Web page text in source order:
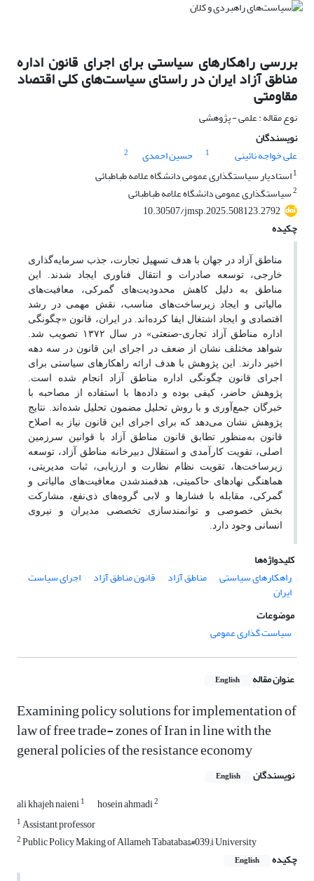
بررسی راهکارهای سیاستی برای اجرای قانون اداره
مناطق آزاد ایران در راستای سیاست‌های کلی اقتصاد
مقاومتی
نوع مقاله : علمی - پژوهشی
نویسندگان
علی خواجه نائینی
1 حسین احمدی
2
1استادیار سیاستگذاری عمومی دانشگاه علامه طباطبائی
2سیاستگذاری عمومی دانشگاه علامه طباطبائی
10.30507/jmsp.2025.508123.2792
چکیده
مناطق آزاد در جهان با هدف تسهیل تجارت، جذب سرمایه‌گذاری
خارجی، توسعه صادرات و انتقال فناوری ایجاد شدند. این
مناطق به ‌دلیل کاهش محدودیت‌‌های گمرکی، معافیت‌های
مالیاتی و ایجاد زیرساخت‌‌های مناسب، نقش مهمی در رشد
اقتصادی و ایجاد اشتغال ایفا کرده‌اند. در ایران، قانون «چگونگی
اداره مناطق آزاد تجاری-صنعتی» در سال ۱۳۷۲ تصویب شد.
شواهد مختلف نشان از ضعف در اجرای این قانون در سه دهه
اخیر دارند. این پژوهش با هدف ارائه راهکارهای سیاستی برای
اجرای قانون چگونگی اداره مناطق آزاد انجام شده است.
پژوهش حاضر، کیفی بوده و داده‌ها با استفاده از مصاحبه‌ با
خبرگان جمع‌آوری و با روش تحلیل مضمون تحلیل شده‌اند. نتایج
پژوهش نشان می‌‌دهد که برای اجرای این قانون نیاز به اصلاح
قانون به‌منظور تطابق قانون مناطق آزاد با قوانین سرزمین
اصلی، تقویت ‌کارآمدی و استقلال دبیرخانه مناطق آزاد، توسعه
زیرساخت‌ها، تقویت نظام نظارت و ارزیابی، ثبات مدیریتی،
‌هماهنگی نهادهای حاکمیتی، هدفمندشدن معافیت‌های مالیاتی و
گمرکی، مقابله با فشارها و لابی گروه‌های ذی‌نفع، مشارکت
بخش خصوصی و توانمندسازی تخصصی مدیران و نیروی
انسانی وجود دارد.
کلیدواژه‌ها
راهکارهای سیاستی
مناطق آزاد قانون مناطق آزاد اجرای سیاست
ایران
موضوعات
سیاست گذاری عمومی
عنوان مقاله English
Examining policy solutions for implementation of
law of free trade- zones of Iran in line with the
general policies of the resistance economy
نویسندگان English
ali khajeh naieni1 hosein ahmadi2
1Assistant professor
2Public Policy Making of Allameh Tabataba&#039;i University
چکیده
English